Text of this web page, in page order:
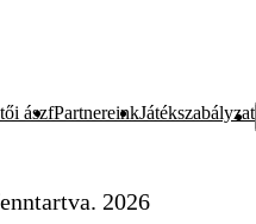
ászfPartnereinkJátékszabályzat
2026